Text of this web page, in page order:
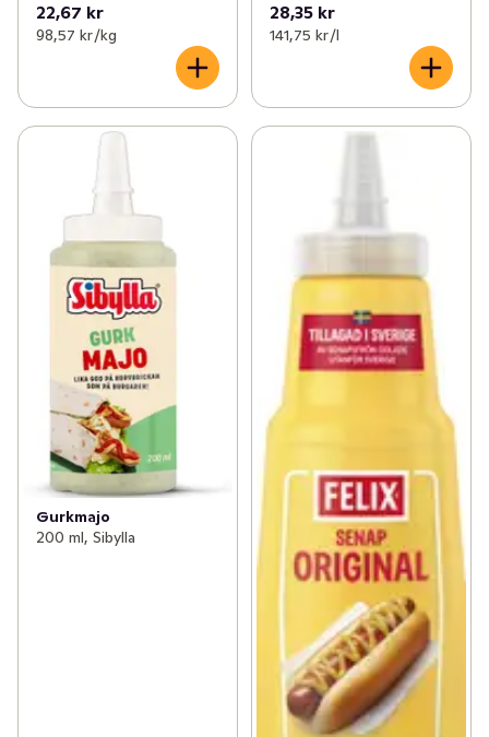
22,67 kr
98,57 kr /kg
28,35 kr
141,75 kr /l
Gurkmajo
200 ml, Sibylla